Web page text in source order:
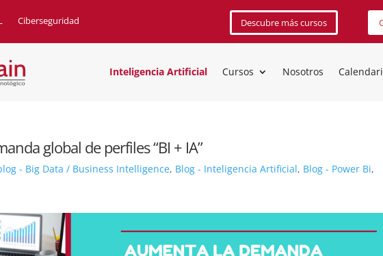
Ciberseguridad Descubre más cursos
Inteligencia Artificial Cursos Nosotros
global de perfiles “BI + IA”
- Big Data / Business Intelligence, Blog - Inteligencia Artificial, Blog - Power Bi,